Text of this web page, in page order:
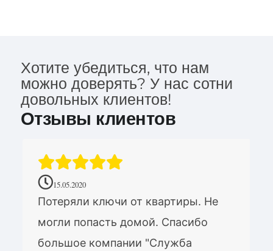
Хотите убедиться, что нам
можно доверять? У нас сотни
довольных клиентов!
Отзывы клиентов
15.05.2020
Потеряли ключи от квартиры. Не
могли попасть домой. Спасибо
большое компании "Служба